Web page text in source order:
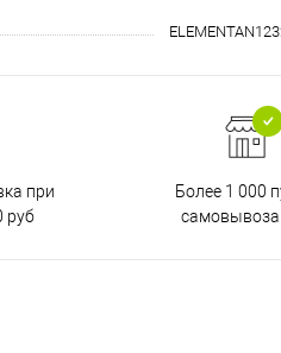
при
руб
Более 1 000